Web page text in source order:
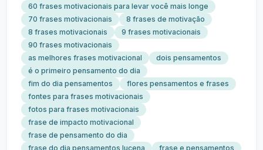
60 frases motivacionais para levar você mais longe
70 frases motivacionais
8 frases de motivação
8 frases motivacionais
9 frases motivacionais
90 frases motivacionais
as melhores frases motivacional
dois pensamentos
é o primeiro pensamento do dia
fim do dia pensamentos
flores pensamentos e frases
fontes para frases motivacionais
fotos para frases motivacionais
frase de impacto motivacional
frase de pensamento do dia
frase do dia pensamentos lucena
frase e pensamentos